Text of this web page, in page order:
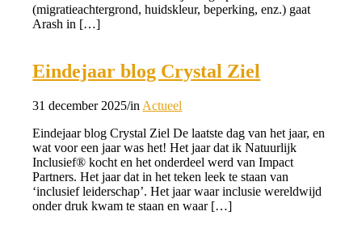
(migratieachtergrond, huidskleur, beperking, enz.) gaat
Arash in […]
Eindejaar blog Crystal Ziel
31 december 2025/in Actueel
Eindejaar blog Crystal Ziel De laatste dag van het jaar, en
wat voor een jaar was het! Het jaar dat ik Natuurlijk
Inclusief® kocht en het onderdeel werd van Impact
Partners. Het jaar dat in het teken leek te staan van
‘inclusief leiderschap’. Het jaar waar inclusie wereldwijd
onder druk kwam te staan en waar […]